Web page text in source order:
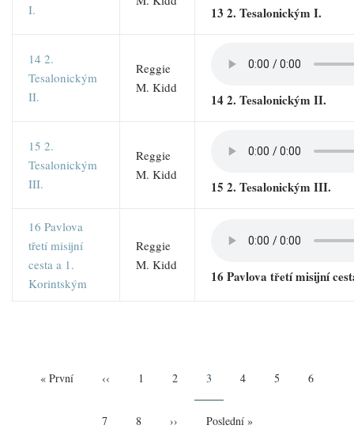
I. 13 2. Tesalonickým I.
14 2.
Tesalonickým
II.
Reggie
M. Kidd
14 2. Tesalonickým II.
15 2.
Tesalonickým
III.
Reggie
M. Kidd
15 2. Tesalonickým III.
16 Pavlova
třetí misijní
cesta a 1.
Korintským
Reggie
M. Kidd
16 Pavlova třetí misijní
First
« První Předchozí
‹‹ Page
1 Page
2 Aktuální
3 Page
4 Page
5 Page
6
Page
7 Page
8 Následující
›› Poslední
Poslední »